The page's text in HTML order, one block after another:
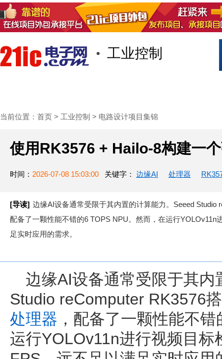
工业控制
当前位置： 首页 > 工业控制 > 电路设计项目集锦
使用RK3576 + Hailo-8构建一
时间： 2026-07-08 15:03:00 关键字： 边缘AI 处理器
[导读] 边缘AI设备通常受限于其内置的计算能力。Seeed
配备了一颗性能不错的6 TOPS NPU。然而，在运行
足实时应用的需求。
边缘AI设备通常受限于其
Studio reComputer RK3576
处理器 ，配备了一颗性能不
运行YOLOv11n进行视频目